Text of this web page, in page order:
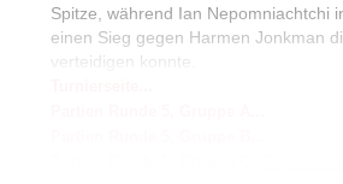
Spitze, während Ian Nepomniachtchi
einen Sieg gegen Harmen Jonkman
verteidigen konnte.